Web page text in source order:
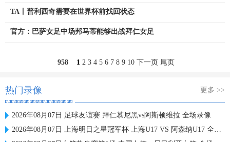
TA丨普利西奇需要在世界杯前找回状态
官方：巴萨女足中场邦马蒂能够出战拜仁女足
958 1 2 3 4 5 6 7 8 9 10 下一页 尾页
热门录像 更多 >>
2026年08月07日 足球友谊赛 拜仁慕尼黑vs阿斯顿维拉 全场录像
2026年08月07日 上海明日之星冠军杯 上海U17 VS 阿森纳U17 全场录像